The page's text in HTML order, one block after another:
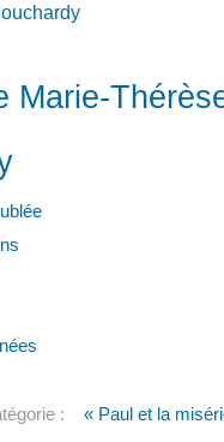
Marie-
: « Paul et la